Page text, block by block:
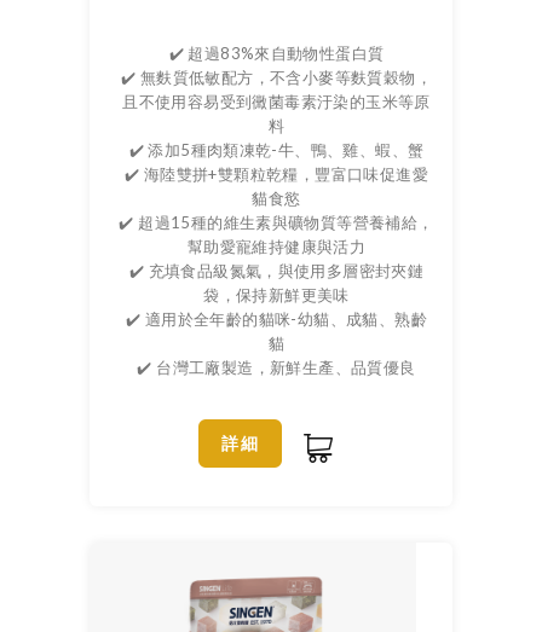
✔️ 超過83%來自動物性蛋白質
✔️ 無麩質低敏配方，不含小麥等麩質穀物，
且不使用容易受到黴菌毒素汙染的玉米等原
料
✔️ 添加5種肉類凍乾-牛、鴨、雞、蝦、蟹
✔️ 海陸雙拼+雙顆粒乾糧，豐富口味促進愛
貓食慾
✔️ 超過15種的維生素與礦物質等營養補給，
幫助愛寵維持健康與活力
✔️ 充填食品級氮氣，與使用多層密封夾鏈
袋，保持新鮮更美味
✔️ 適用於全年齡的貓咪-幼貓、成貓、熟齡
貓
✔️ 台灣工廠製造，新鮮生產、品質優良
詳細